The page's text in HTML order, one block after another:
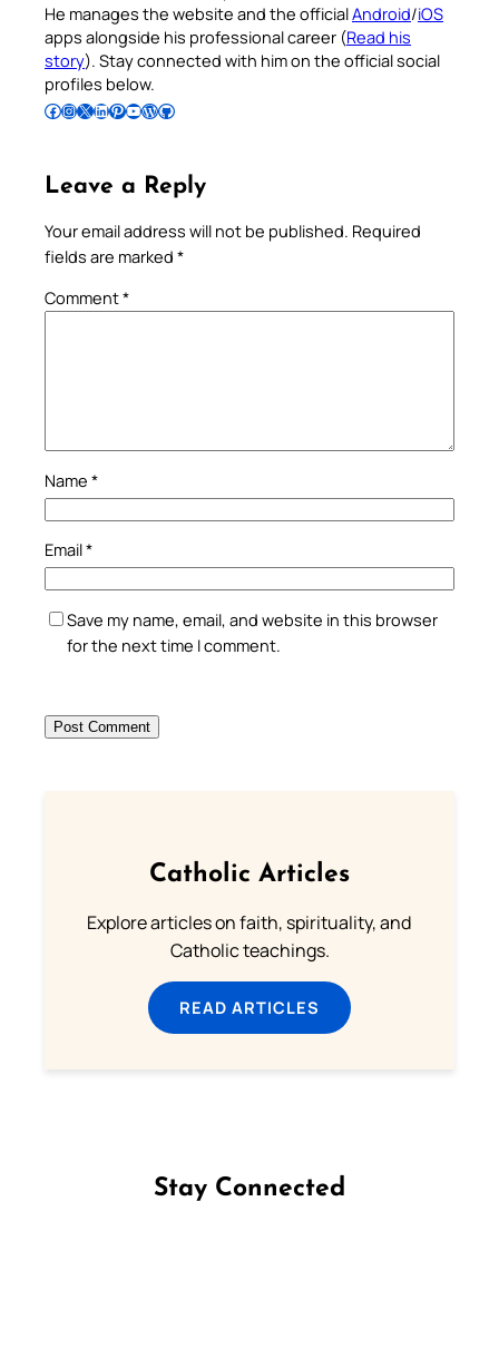
He manages the website and the officialAndroid/iOS
apps alongside his professional career (Read his
story). Stay connected with him on the official social
profiles below.
Follow Pradeep on Facebook Follow Pradeep on InstagramFollow Pradeep on X Follow Pradeep on LinkedIn Follow Pradeep on Pinterest Subscribe to Pradeep’s Youtube Channel Follow Pradeep on WordPress Follow Pradeep on GitHub
Leave a Reply
Your email address will not be published. Required
fields are marked *
Comment*
Name *
Email*
Save my name, email, and website in this browser
for the next time I comment.
Catholic Articles
Explore articles on faith, spirituality, and
Catholic teachings.
READ ARTICLES
Stay Connected